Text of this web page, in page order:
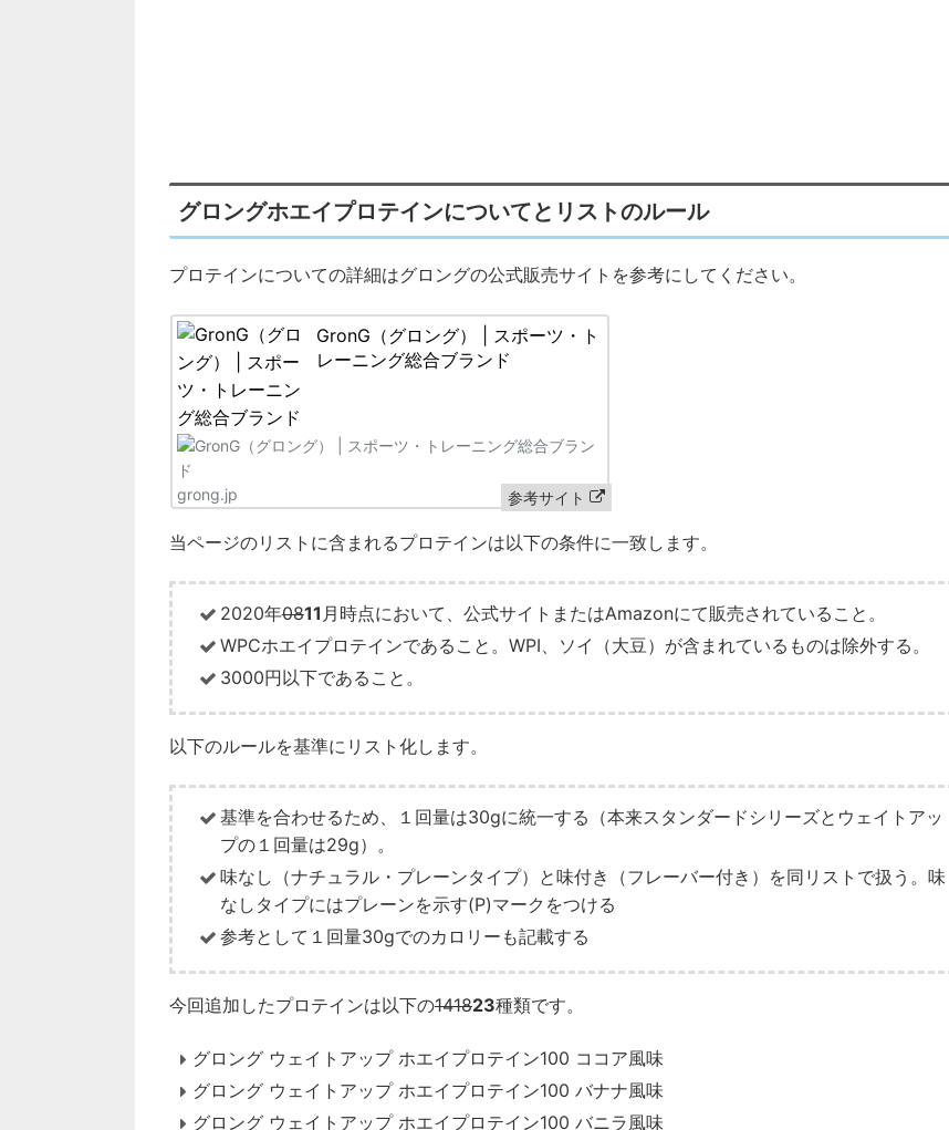
グロングホエイプロテインについてとリストのルール
プロテインについての詳細はグロングの公式販売サイトを参考にしてください。
GronG（グロング） | スポーツ・ト
レーニング総合ブランド
grong.jp 参考サイト
当ページのリストに含まれるプロテインは以下の条件に一致します。
2020年0811 月時点において、公式サイトまたはAmazonにて販売されていること。
WPCホエイプロテインであること。WPI、ソイ（大豆）が含まれているものは除外する。
3000円以下であること。
以下のルールを基準にリスト化します。
基準を合わせるため、１回量は30gに統一する（本来スタンダードシリーズとウェイトアッ
プの１回量は29g）。
味なし（ナチュラル・プレーンタイプ）と味付き（フレーバー付き）を同リストで扱う。味
なしタイプにはプレーンを示す(P)マークをつける
参考として１回量30gでのカロリーも記載する
今回追加したプロテインは以下の141823種類です。
グロング ウェイトアップ ホエイプロテイン100 ココア風味
グロング ウェイトアップ ホエイプロテイン100 バナナ風味
グロング ウェイトアップ ホエイプロテイン100 バニラ風味